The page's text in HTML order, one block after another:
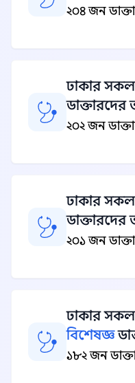
২০৪ জন
ঢাকার
ডাক্তারদের
২০২ জন
ঢাকার
ডাক্তারদের
২০১ জন
ঢাকার
বিশেষজ্ঞ
১৮২ জন